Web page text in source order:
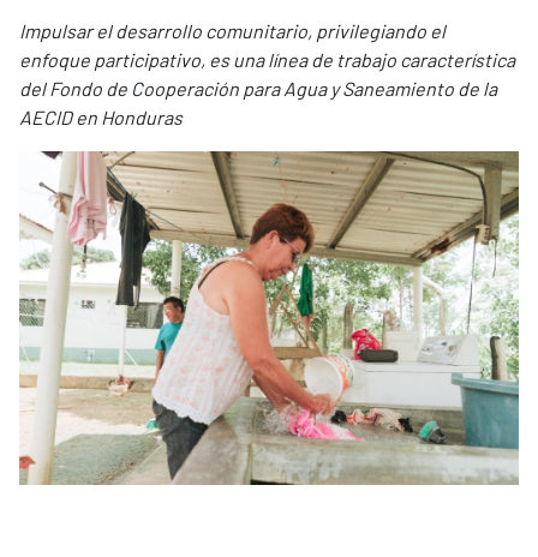
Impulsar el desarrollo comunitario, privilegiando el
enfoque participativo, es una línea de trabajo característica
del Fondo de Cooperación para Agua y Saneamiento de la
AECID en Honduras